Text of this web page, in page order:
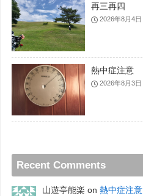
再三再四
2026年8月4日
熱中症注意
2026年8月3日
Recent Comments
山遊亭能楽 on 熱中症注意